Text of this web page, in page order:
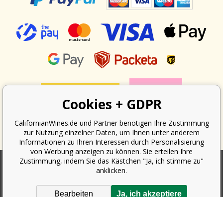
verpflichtet, dem Käufer eine Quittung auszustellen. Gleichzeitig ist er
verpflichtet, den erhaltenen Umsatz online beim Finanzamt zu erfassen;
Cookies + GDPR
CalifornianWines.de und Partner benötigen Ihre Zustimmung
zur Nutzung einzelner Daten, um Ihnen unter anderem
Informationen zu Ihren Interessen durch Personalisierung
von Werbung anzeigen zu können. Sie erteilen Ihre
Zustimmung, indem Sie das Kästchen "Ja, ich stimme zu"
anklicken.
Ja, ich akzeptiere
Bearbeiten